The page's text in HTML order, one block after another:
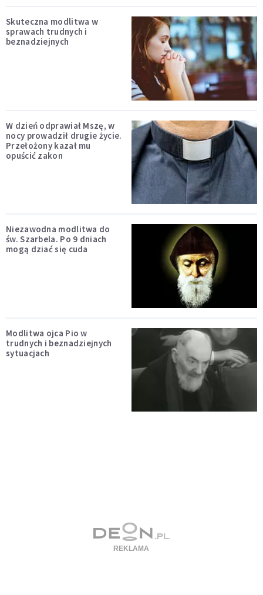
Skuteczna modlitwa w
sprawach trudnych i
beznadziejnych
W dzień odprawiał Mszę, w
nocy prowadził drugie życie.
Przełożony kazał mu
opuścić zakon
Niezawodna modlitwa do
św. Szarbela. Po 9 dniach
mogą dziać się cuda
Modlitwa ojca Pio w
trudnych i beznadziejnych
sytuacjach